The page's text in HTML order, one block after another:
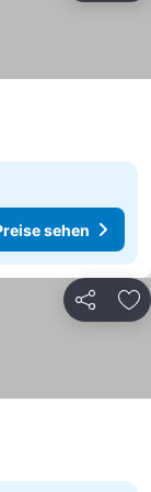
sehen
Teilen
sehen